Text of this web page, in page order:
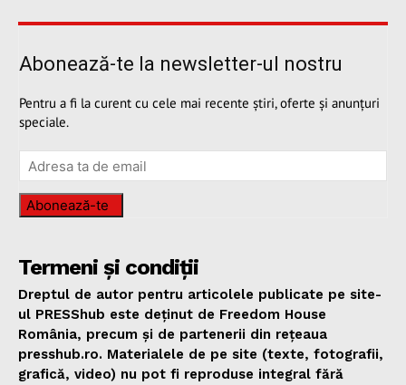
Abonează-te la newsletter-ul nostru
Pentru a fi la curent cu cele mai recente știri, oferte și anunțuri
speciale.
Abonează-te
Termeni și condiții
Dreptul de autor pentru articolele publicate pe site-
ul PRESShub este deținut de Freedom House
România, precum și de partenerii din rețeaua
presshub.ro. Materialele de pe site (texte, fotografii,
grafică, video) nu pot fi reproduse integral fără